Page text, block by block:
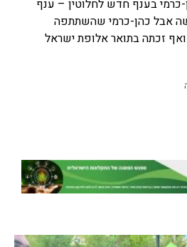
בענף חדש לחלוטין – ענף
אבל כהן-כרמי שהשתתפה
זכתה בתואר אלופת ישראל